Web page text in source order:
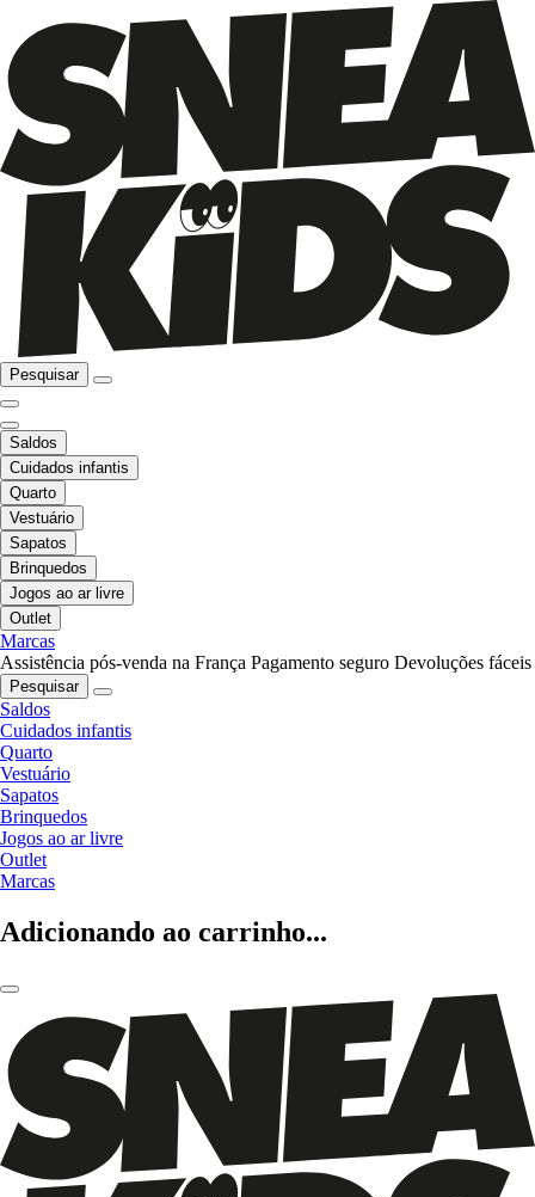
Pesquisar
Saldos
Cuidados infantis
Quarto
Vestuário
Sapatos
Brinquedos
Jogos ao ar livre
Outlet
Marcas
Assistência pós-venda na França Pagamento seguro Devoluções fáceis
Pesquisar
Saldos
Cuidados infantis
Quarto
Vestuário
Sapatos
Brinquedos
Jogos ao ar livre
Outlet
Marcas
Adicionando ao carrinho...